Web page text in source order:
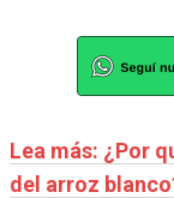
Lea más: ¿Por
del arroz